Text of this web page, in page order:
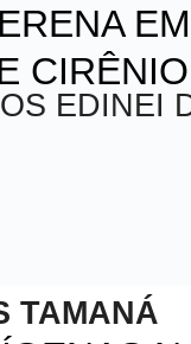
EDINEI
TAMANÁ